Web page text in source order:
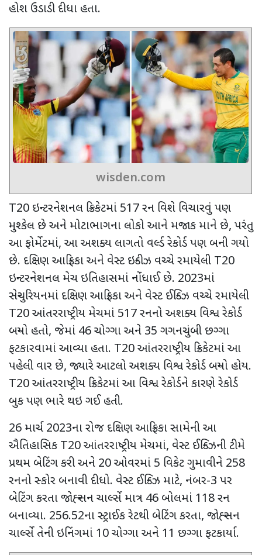
હોશ ઉડાડી દીધા હતા.
wisden.com
T20 ઇન્ટરનેશનલ ક્રિકેટમાં 517રન વિશે વિચારવું પણ
મુશ્કેલ છે અને મોટાભાગના લોકો આને મજાક માને છે, પરંતુ
આ ફોર્મેટમાં, આ અશક્ય લાગતો વર્લ્ડ રેકોર્ડ પણ બની ગયો
છે. દક્ષિણ આફ્રિકા અને વેસ્ટ ઇન્ડીઝ વચ્ચે રમાયેલી T20
ઇન્ટરનેશનલ મેચ ઇતિહાસમાં નોંધાઈ છે. 2023માં
સેન્ચુરિયનમાં દક્ષિણ આફ્રિકા અને વેસ્ટ ઈન્ડિઝ વચ્ચે રમાયેલી
T20આંતરરાષ્ટ્રીય મેચમાં 517રનનો અશક્ય વિશ્વ રેકોર્ડ
બન્યો હતો, જેમાં 46ચોગ્ગા અને 35 ગગનચુંબી છગ્ગા
ફટકારવામાં આવ્યા હતા. T20આંતરરાષ્ટ્રીય ક્રિકેટમાં આ
પહેલી વાર છે, જ્યારે આટલો અશક્ય વિશ્વ રેકોર્ડ બન્યો હોય.
T20આંતરરાષ્ટ્રીય ક્રિકેટમાં આ વિશ્વ રેકોર્ડને કારણે રેકોર્ડ
બુક પણ ભારે થઇ ગઈ હતી.
26 માર્ચ 2023ના રોજ દક્ષિણ આફ્રિકા સામેની આ
ઐતિહાસિક T20આંતરરાષ્ટ્રીય મેચમાં, વેસ્ટ ઈન્ડિઝની ટીમે
પ્રથમ બેટિંગ કરી અને 20ઓવરમાં 5 વિકેટ ગુમાવીને 258
રનનો સ્કોર બનાવી દીધો. વેસ્ટ ઈન્ડિઝ માટે, નંબર-3 પર
બેટિંગ કરતા જોહ્ન્સન ચાર્લ્સે માત્ર 46 બોલમાં 118રન
બનાવ્યા. 256.52ના સ્ટ્રાઈક રેટથી બેટિંગ કરતા, જોહ્ન્સન
ચાર્લ્સે તેની ઇનિંગમાં 10ચોગ્ગા અને 11 છગ્ગા ફટકાર્યા.